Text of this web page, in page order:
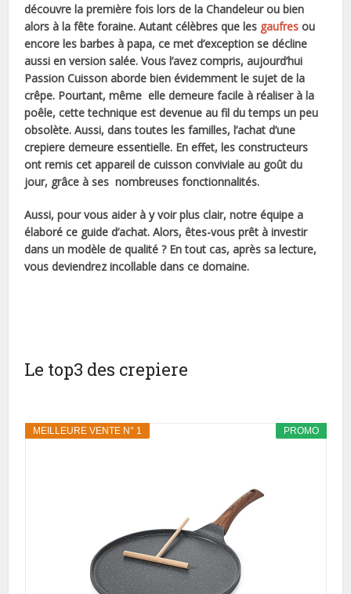
découvre la première fois lors de la Chandeleur ou bien
alors à la fête foraine. Autant célèbres que les gaufres ou
encore les barbes à papa, ce met d’exception se décline
aussi en version salée. Vous l’avez compris, aujourd’hui
Passion Cuisson aborde bien évidemment le sujet de la
crêpe. Pourtant, même elle demeure facile à réaliser à la
poêle, cette technique est devenue au fil du temps un peu
obsolète. Aussi, dans toutes les familles, l’achat d’une
crepiere demeure essentielle. En effet, les constructeurs
ont remis cet appareil de cuisson conviviale au goût du
jour, grâce à ses nombreuses fonctionnalités.
Aussi, pour vous aider à y voir plus clair, notre équipe a
élaboré ce guide d’achat. Alors, êtes-vous prêt à investir
dans un modèle de qualité ? En tout cas, après sa lecture,
vous deviendrez incollable dans ce domaine.
Le top3 des crepiere
PROMO
MEILLEURE VENTE N° 1